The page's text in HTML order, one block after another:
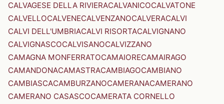
CALVAGESE DELLA RIVIERACALVANICOCALVATONE
CALVELLOCALVENECALVENZANOCALVERACALVI
CALVI DELL'UMBRIACALVI RISORTACALVIGNANO
CALVIGNASCOCALVISANOCALVIZZANO
CAMAGNA MONFERRATOCAMAIORECAMAIRAGO
CAMANDONACAMASTRACAMBIAGOCAMBIANO
CAMBIASCACAMBURZANOCAMERANACAMERANO
CAMERANO CASASCOCAMERATA CORNELLO